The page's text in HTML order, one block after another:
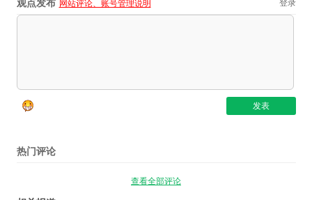
网站评论、账号管理说明 登录
热门评论
查看全部评论